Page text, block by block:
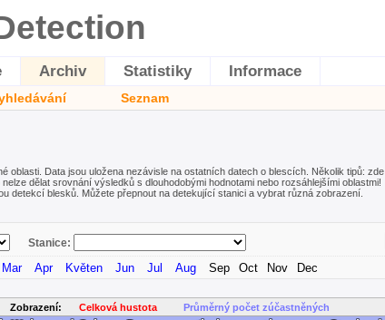
Archiv Statistiky Informace
Seznam
oblasti. Data jsou uložena nezávisle na ostatních datech o blescích. Několik tipů: zde
dělat srovnání výsledků s dlouhodobými hodnotami nebo rozsáhlejšími oblastmi!
detekcí blesků. Můžete přepnout na detekující stanici a vybrat různá zobrazení.
Stanice:
Mar Apr Květen Jun Jul Aug Sep Oct Nov Dec
Zobrazení: Celková hustota Průměrný počet zúčastněných